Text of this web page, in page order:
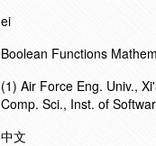
ei
Boolean Functions
(1) Air Force Eng. Univ.,
Comp. Sci., Inst. of
中文